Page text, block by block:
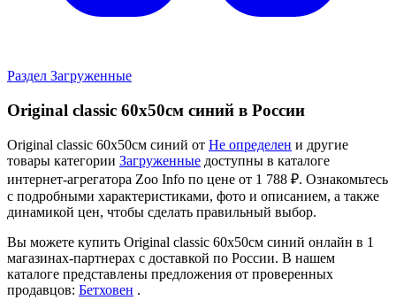
Раздел Загруженные
Original classic 60x50см синий в России
Original classic 60x50см синий от Не определен и другие
товары категории Загруженные доступны в каталоге
интернет-агрегатора Zoo Info по цене от 1 788 ₽. Ознакомьтесь
с подробными характеристиками, фото и описанием, а также
динамикой цен, чтобы сделать правильный выбор.
Вы можете купить Original classic 60x50см синий онлайн в 1
магазинах-партнерах с доставкой по России. В нашем
каталоге представлены предложения от проверенных
продавцов: Бетховен .